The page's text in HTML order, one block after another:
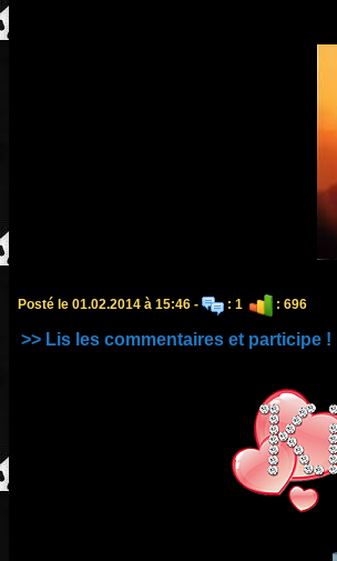
Posté le 01.02.2014 à 15:46 - : 1 : 696
>> Lis les commentaires et participe !